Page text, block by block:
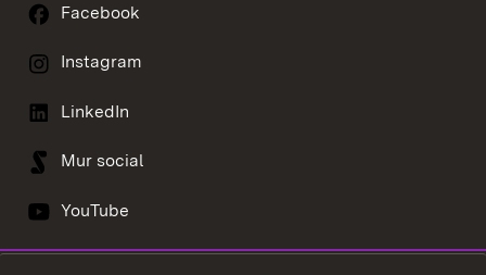
Facebook
Instagram
LinkedIn
Mur social
YouTube